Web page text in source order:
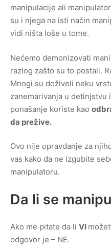
manipulacije ali
su i njega na isti način
vidi ništa loše u tome.
Nećemo demonizovati
razlog zašto su to postali.
Mnogi su doživeli neku
zanemarivanja u detinjstvu
ponašanje koriste kao
da prežive.
Ovo nije opravdanje za
vas kako da ne izgubite
manipulatoru.
Da li se
Ako me pitate da li VI
odgovor je – NE.